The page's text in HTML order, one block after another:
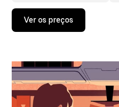
Prima
tecla
interagir
o
calendário
Ver os preços